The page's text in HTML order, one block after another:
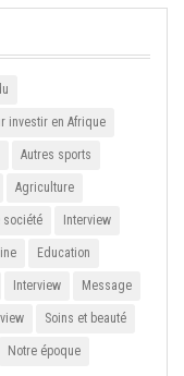
investir en Afrique
Autres sports
Agriculture
société Interview
Education
Interview Message
Soins et beauté
Notre époque